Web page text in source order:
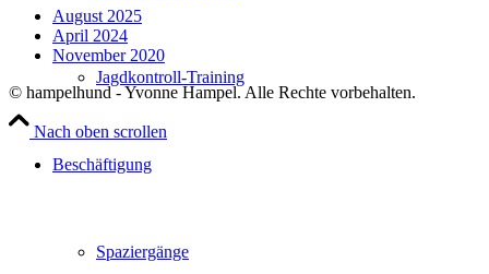
Jagdkontroll-Training
Beschäftigung
Spaziergänge
August 2025
April 2024
November 2020
© hampelhund - Yvonne Hampel. Alle Rechte vorbehalten.
Nach oben scrollen